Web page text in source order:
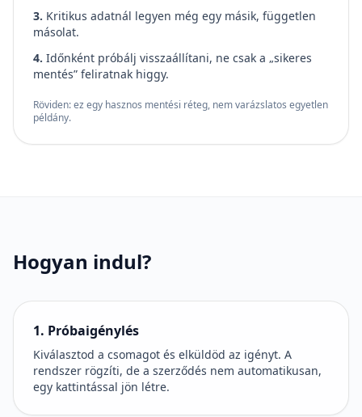
3. Kritikus adatnál legyen még egy másik, független
másolat.
4. Időnként próbálj visszaállítani, ne csak a „sikeres
mentés” feliratnak higgy.
Röviden: ez egy hasznos mentési réteg, nem varázslatos egyetlen
példány.
Hogyan indul?
1. Próbaigénylés
Kiválasztod a csomagot és elküldöd az igényt. A
rendszer rögzíti, de a szerződés nem automatikusan,
egy kattintással jön létre.